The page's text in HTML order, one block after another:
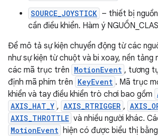
SOURCE_JOYSTICK – thiết bị
cần điều khiển. Hàm ý
Để mô tả sự kiện chuyển động từ các
như sự kiện từ chuột và bi xoay, nền tảng
các mã trục trên MotionEvent , tương
định mã phím trên KeyEvent . Mã trục
khiển và tay điều khiển trò chơi bao gồm
AXIS_HAT_Y , AXIS_RTRIGGER ,
AXIS_THROTTLE và nhiều người khác.
MotionEvent hiện có được biểu thị bằng